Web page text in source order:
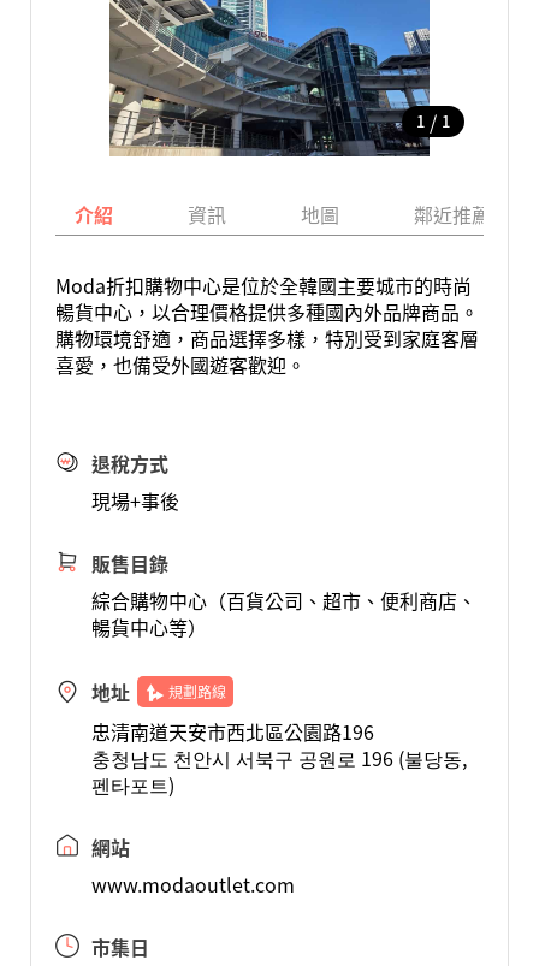
1 / 1
介紹 資訊 地圖 鄰近推薦景點
Moda折扣購物中心是位於全韓國主要城市的時尚
暢貨中心，以合理價格提供多種國內外品牌商品。
購物環境舒適，商品選擇多樣，特別受到家庭客層
喜愛，也備受外國遊客歡迎。
退稅方式
現場+事後
販售目錄
綜合購物中心（百貨公司、超市、便利商店、
暢貨中心等）
地址 規劃路線
忠清南道天安市西北區公園路196
충청남도 천안시 서북구 공원로 196 (불당동,
펜타포트)
網站
www.modaoutlet.com
市集日